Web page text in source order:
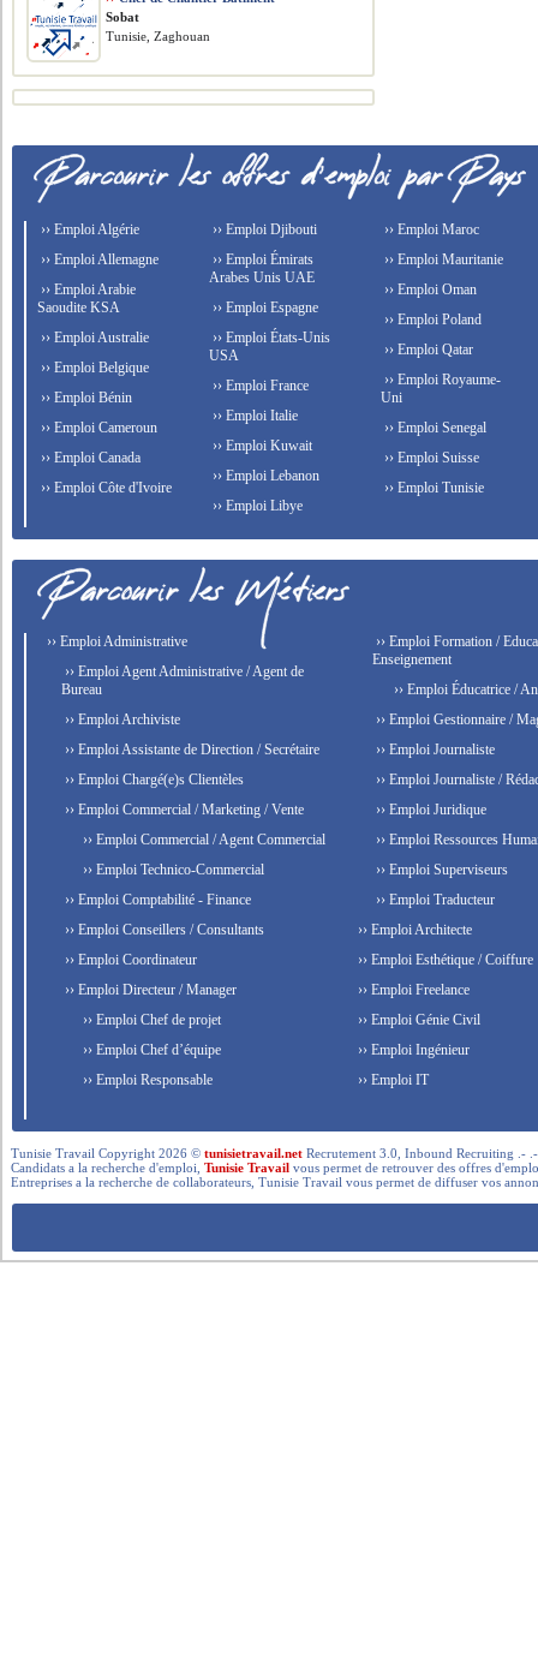
Sobat
Tunisie, Zaghouan
›› Emploi Algérie
›› Emploi Allemagne
›› Emploi Arabie
Saoudite KSA
›› Emploi Australie
›› Emploi Belgique
›› Emploi Bénin
›› Emploi Cameroun
›› Emploi Canada
›› Emploi Côte d'Ivoire
›› Emploi Djibouti
›› Emploi Émirats
Arabes Unis UAE
›› Emploi Espagne
›› Emploi États-Unis
USA
›› Emploi France
›› Emploi Italie
›› Emploi Kuwait
›› Emploi Lebanon
›› Emploi Libye
›› Emploi Maroc
›› Emploi Mauritanie
›› Emploi Oman
›› Emploi Poland
›› Emploi Qatar
›› Emploi Royaume-
Uni
›› Emploi Senegal
›› Emploi Suisse
›› Emploi Tunisie
›› Emploi Administrative
›› Emploi Agent Administrative / Agent de
Bureau
›› Emploi Archiviste
›› Emploi Assistante de Direction / Secrétaire
›› Emploi Chargé(e)s Clientèles
›› Emploi Commercial / Marketing / Vente
›› Emploi Commercial / Agent Commercial
›› Emploi Technico-Commercial
›› Emploi Comptabilité - Finance
›› Emploi Conseillers / Consultants
›› Emploi Coordinateur
›› Emploi Directeur / Manager
›› Emploi Chef de projet
›› Emploi Chef d’équipe
›› Emploi Responsable
›› Emploi Formation /
Enseignement
›› Emploi Éducatrice /
›› Emploi Gestionnaire /
›› Emploi Journaliste
›› Emploi Journaliste /
›› Emploi Juridique
›› Emploi Ressources
›› Emploi Superviseurs
›› Emploi Traducteur
›› Emploi Architecte
›› Emploi Esthétique / Coiffure
›› Emploi Freelance
›› Emploi Génie Civil
›› Emploi Ingénieur
›› Emploi IT
Tunisie Travail Copyright 2026 ©tunisietravail.net Recrutement 3.0, Inbound Recruiting .-
Candidats a la recherche d'emploi,Tunisie Travail vous permet de retrouver des offres
Entreprises a la recherche de collaborateurs, Tunisie Travail vous permet de diffuser vos